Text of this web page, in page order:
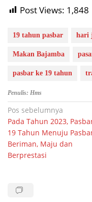
Post Views: 1,848
19 tahun pasbar hari
Makan Bajamba
pasbar ke 19 tahun
Penulis: Hms
Navigasi
pos
Pos sebelumnya
Pada Tahun 2023,
19 Tahun Menuju
Beriman, Maju dan
Berprestasi